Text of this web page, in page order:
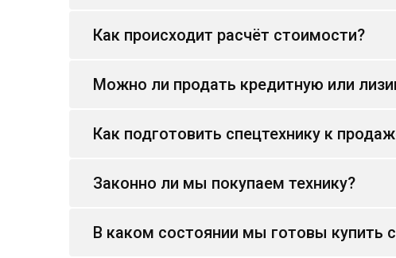
Как происходит расчёт стоимости?
Можно ли продать кредитную или
Как подготовить спецтехнику к
Законно ли мы покупаем технику?
В каком состоянии мы готовы купить